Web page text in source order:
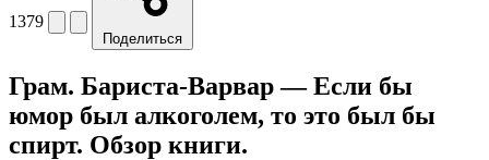
1379
Поделиться
Грам. Бариста-Варвар — Если бы
юмор был алкоголем, то это был бы
спирт. Обзор книги.